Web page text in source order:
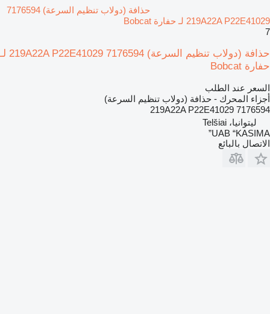
حذافة (دولاب تنظيم السرعة) 7176594
219A22A P22E41029 لـ حفارة Bobcat
7
حذافة (دولاب تنظيم السرعة) 7176594 219A22A P22E41029 لـ
حفارة Bobcat
السعر عند الطلب
أجزاء المحرك - حذافة (دولاب تنظيم السرعة)
7176594 219A22A P22E41029
ليتوانيا، Telšiai
UAB “KASIMA”
الاتصال بالبائع